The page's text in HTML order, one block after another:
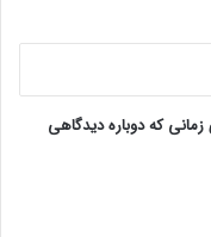
که دوباره دیدگاهی